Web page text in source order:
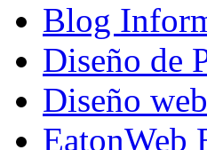
Blog
Diseño de
Diseño
EatonWeb